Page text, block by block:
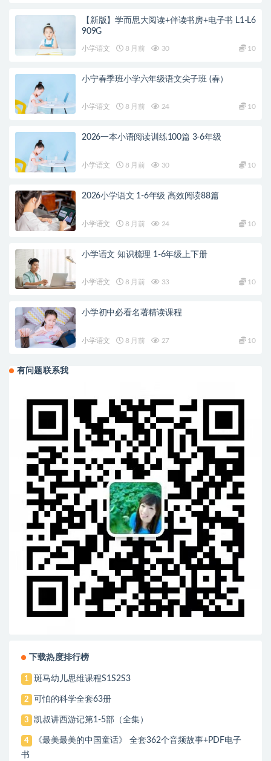
【新版】学而思大阅读+伴读书房+电子书 L1-L6
909G
小学语文 8 月前 30 10
小宁春季班小学六年级语文尖子班 (春）
小学语文 8 月前 24 10
2026一本小语阅读训练100篇 3-6年级
小学语文 8 月前 30 10
2026小学语文 1-6年级 高效阅读88篇
小学语文 8 月前 24 10
小学语文 知识梳理 1-6年级上下册
小学语文 8 月前 33 10
小学初中必看名著精读课程
小学语文 8 月前 27 10
有问题联系我
下载热度排行榜
1 斑马幼儿思维课程S1S2S3
2 可怕的科学全套63册
3 凯叔讲西游记第1-5部（全集）
4
《最美最美的中国童话》 全套362个音频故事+PDF电子
书